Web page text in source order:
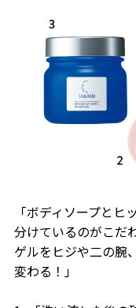
「ボディソープと
分けているのがこだ
ゲルをヒジや二の腕
変わる！」